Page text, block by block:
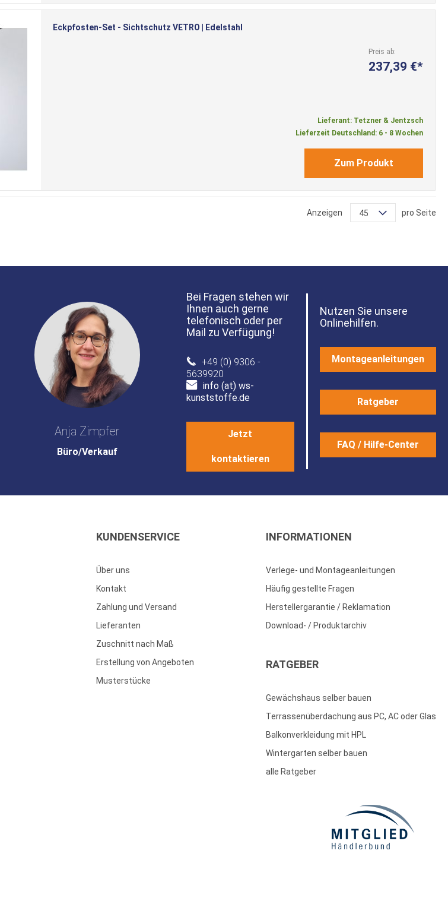
Eckpfosten-Set - Sichtschutz VETRO | Edelstahl
Preis ab
237,39 €
Lieferant: Tetzner & Jentzsch
Lieferzeit Deutschland: 6 - 8 Wochen
Zum Produkt
Anzeigen 45 pro Seite
Anja Zimpfer
Büro/Verkauf
Bei Fragen stehen wir
Ihnen auch gerne
telefonisch oder per
Mail zu Verfügung!
+49 (0) 9306 -
5639920
info (at) ws-
kunststoffe.de
Jetzt
kontaktieren
Nutzen Sie unsere
Onlinehilfen.
Montageanleitungen
Ratgeber
FAQ / Hilfe-Center
KUNDENSERVICE
Über uns
Kontakt
Zahlung und Versand
Lieferanten
Zuschnitt nach Maß
Erstellung von Angeboten
Musterstücke
INFORMATIONEN
Verlege- und Montageanleitungen
Häufig gestellte Fragen
Herstellergarantie / Reklamation
Download- / Produktarchiv
RATGEBER
Gewächshaus selber bauen
Terrassenüberdachung aus PC, AC oder Glas
Balkonverkleidung mit HPL
Wintergarten selber bauen
alle Ratgeber